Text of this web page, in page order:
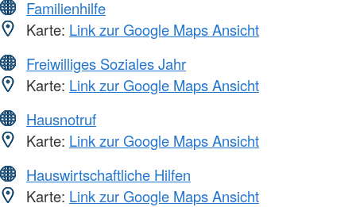
Familienhilfe
Karte: Link zur Google Maps Ansicht
Freiwilliges Soziales Jahr
Karte: Link zur Google Maps Ansicht
Hausnotruf
Karte: Link zur Google Maps Ansicht
Hauswirtschaftliche Hilfen
Karte: Link zur Google Maps Ansicht